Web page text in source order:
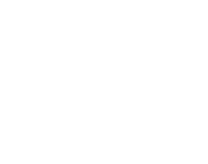
Puga (92′) en el lado
Incidencias: Partido
HYPERMOTION,
espectadores. Al final del
la roja Chirino (UD
La igualdad de instalaba
tardarían en tener